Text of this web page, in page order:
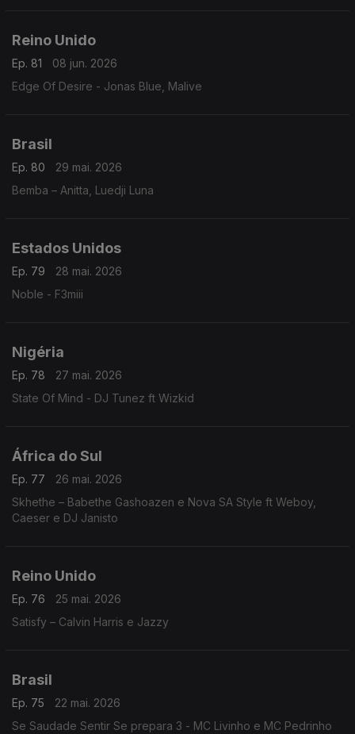
Reino Unido
Ep. 81
08 jun. 2026
Edge Of Desire - Jonas Blue, Malive
Brasil
Ep. 80
29 mai. 2026
Bemba – Anitta, Luedji Luna
Estados Unidos
Ep. 79
28 mai. 2026
Noble - F3miii
Nigéria
Ep. 78
27 mai. 2026
State Of Mind - DJ Tunez ft Wizkid
África do Sul
Ep. 77
26 mai. 2026
Skhethe – Babethe Gashoazen e Nova SA Style ft Weboy,
Caeser e DJ Janisto
Reino Unido
Ep. 76
25 mai. 2026
Satisfy – Calvin Harris e Jazzy
Brasil
Ep. 75
22 mai. 2026
Se Saudade Sentir Se prepara 3 - MC Livinho e MC Pedrinho